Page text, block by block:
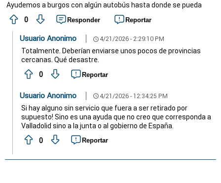
Ayudemos a burgos con algún autobús hasta donde se pueda
0
Responder Reportar
Usuario Anonimo schedule 4/21/2026 - 2:29:10 PM
Totalmente. Deberían enviarse unos pocos de provincias
cercanas. Qué desastre.
0
Reportar
Usuario Anonimo schedule 4/21/2026 - 12:34:25 PM
Si hay alguno sin servicio que fuera a ser retirado por
supuesto! Sino es una ayuda que no creo que corresponda a
Valladolid sino a la junta o al gobierno de España.
0
Reportar